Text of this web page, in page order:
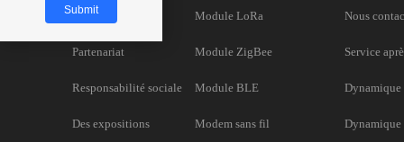
Honneurs
Partenariat
Responsabilité sociale
Des expositions
Module LoRa
Module ZigBee
Module BLE
Modem sans fil
Nous
Service